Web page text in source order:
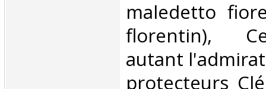
maledetto
florentin),
autant
protecteurs